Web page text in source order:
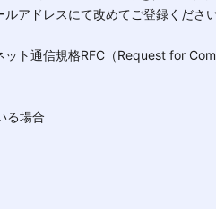
ルアドレスにて改めてご登録くださ
ト通信規格RFC（Request for
る場合